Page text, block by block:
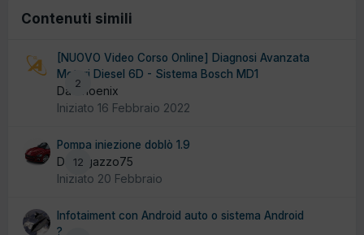
Contenuti simili
2
[NUOVO Video Corso Online] Diagnosi Avanzata
Motori Diesel 6D - Sistema Bosch MD1
Da Phoenix
Iniziato 16 Febbraio 2022
12
Pompa iniezione doblò 1.9
Da ragazzo75
Iniziato 20 Febbraio
Infotaiment con Android auto o sistema Android
?